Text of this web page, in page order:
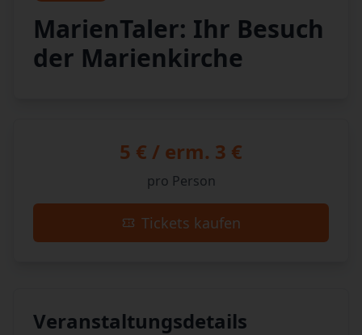
MarienTaler: Ihr Besuch
der Marienkirche
5 € / erm. 3 €
pro Person
Tickets kaufen
Veranstaltungsdetails